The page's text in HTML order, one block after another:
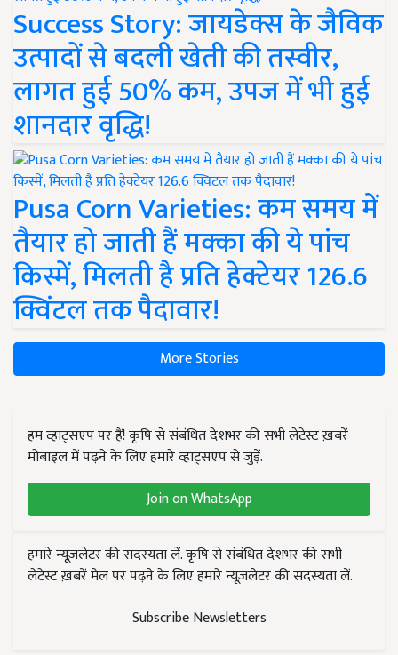
Success Story: जायडेक्स के जैविक
उत्पादों से बदली खेती की तस्वीर,
लागत हुई 50% कम, उपज में भी हुई
शानदार वृद्धि!
Pusa Corn Varieties: कम समय में
तैयार हो जाती हैं मक्का की ये पांच
किस्में, मिलती है प्रति हेक्टेयर 126.6
क्विंटल तक पैदावार!
More Stories
हम व्हाट्सएप पर हैं! कृषि से संबंधित देशभर की सभी लेटेस्ट ख़बरें
मोबाइल में पढ़ने के लिए हमारे व्हाट्सएप से जुड़ें.
Join on WhatsApp
हमारे न्यूज़लेटर की सदस्यता लें. कृषि से संबंधित देशभर की सभी
लेटेस्ट ख़बरें मेल पर पढ़ने के लिए हमारे न्यूज़लेटर की सदस्यता लें.
Subscribe Newsletters